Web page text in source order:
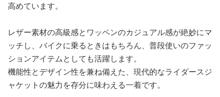
高めています。
レザー素材の高級感とワッペンのカジュアル感が絶妙にマ
ッチし、バイクに乗るときはもちろん、普段使いのファッ
ションアイテムとしても活躍します。
機能性とデザイン性を兼ね備えた、現代的なライダースジ
ャケットの魅力を存分に味わえる一着です。